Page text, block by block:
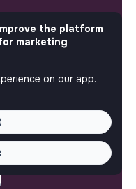
brought to you
its potential to
to building a
society.
phone so you never
the platform
marketing
on our app.